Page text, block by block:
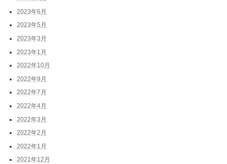
2023年6月
2023年5月
2023年3月
2023年1月
2022年10月
2022年9月
2022年7月
2022年4月
2022年3月
2022年2月
2022年1月
2021年12月